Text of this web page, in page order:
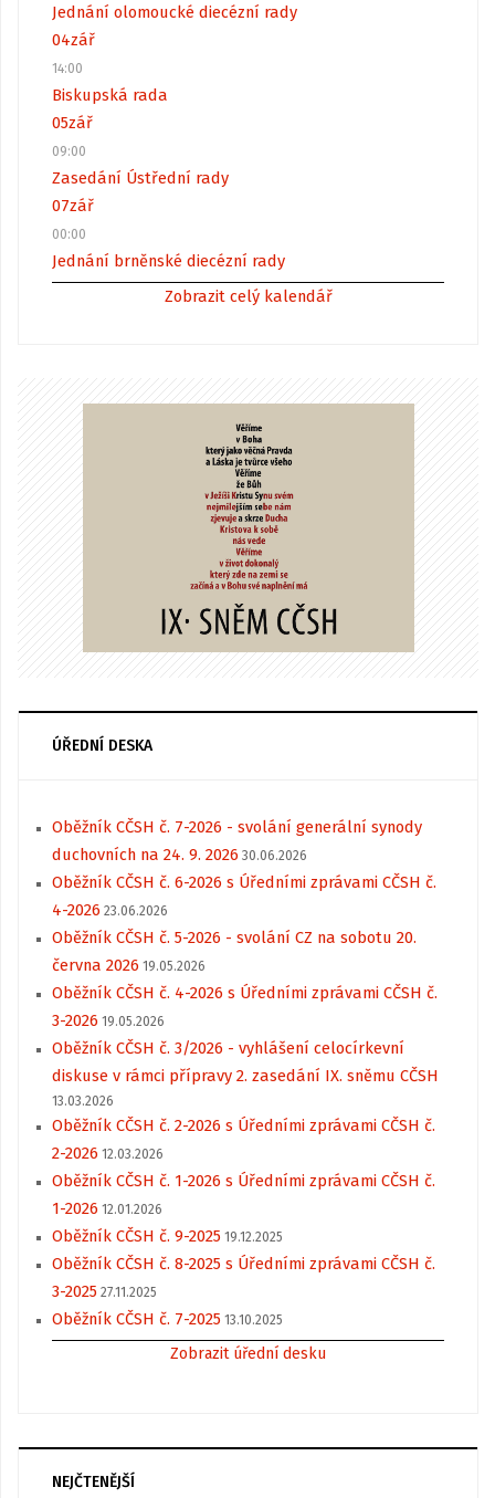
Jednání olomoucké diecézní rady
04zář
14:00
Biskupská rada
05zář
09:00
Zasedání Ústřední rady
07zář
00:00
Jednání brněnské diecézní rady
Zobrazit celý kalendář
ÚŘEDNÍ DESKA
Oběžník CČSH č. 7-2026 - svolání generální synody
duchovních na 24. 9. 2026 30.06.2026
Oběžník CČSH č. 6-2026 s Úředními zprávami CČSH č.
4-2026 23.06.2026
Oběžník CČSH č. 5-2026 - svolání CZ na sobotu 20.
června 2026 19.05.2026
Oběžník CČSH č. 4-2026 s Úředními zprávami CČSH č.
3-2026 19.05.2026
Oběžník CČSH č. 3/2026 - vyhlášení celocírkevní
diskuse v rámci přípravy 2. zasedání IX. sněmu CČSH
13.03.2026
Oběžník CČSH č. 2-2026 s Úředními zprávami CČSH č.
2-2026 12.03.2026
Oběžník CČSH č. 1-2026 s Úředními zprávami CČSH č.
1-2026 12.01.2026
Oběžník CČSH č. 9-2025 19.12.2025
Oběžník CČSH č. 8-2025 s Úředními zprávami CČSH č.
3-2025 27.11.2025
Oběžník CČSH č. 7-2025 13.10.2025
Zobrazit úřední desku
NEJČTENĚJŠÍ